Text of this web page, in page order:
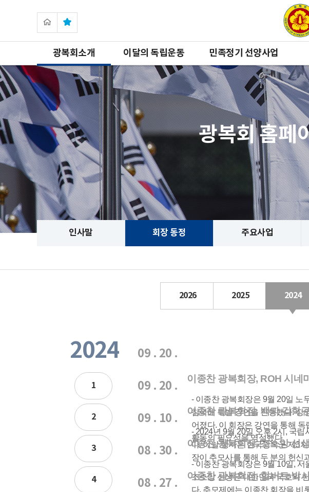
광복회소개 이달의 독립운동 민족정기 선양사업
광복회 홈페
인사말 회장 동정 주요사업
2026 2025 2024
2024
1
2
3
4
09 . 20 .
이종찬 광복회장, ROH 시네
- 이종찬 광복회장은 9월 20일 노
참석해 특별 강연을 진행했다. 상
어졌다. 이 회장은 강연을 통해
활동의 필요성을 역설했다.
09 . 20 .
이종찬 광복회장, 백파 김학
- 2024년 9월 20일 오후 2시, 국
다. 이날 행사는 한국광복군 제3
장이 추모사를 통해 두 분의 헌신
09 . 10 .
이종찬 광복회장, 조소앙 선
- 이종찬 광복회장은 9월 10일,
조소앙 선생은 대한민국 국호와
다. 추모제에는 이종찬 회장을 비
08 . 30 .
이종찬 광복회장, 헐버트 박
08 . 27 .